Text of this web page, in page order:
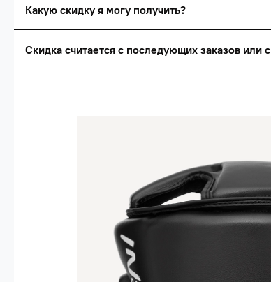
Какую скидку я могу получить?
Скидка считается с последующих заказов или